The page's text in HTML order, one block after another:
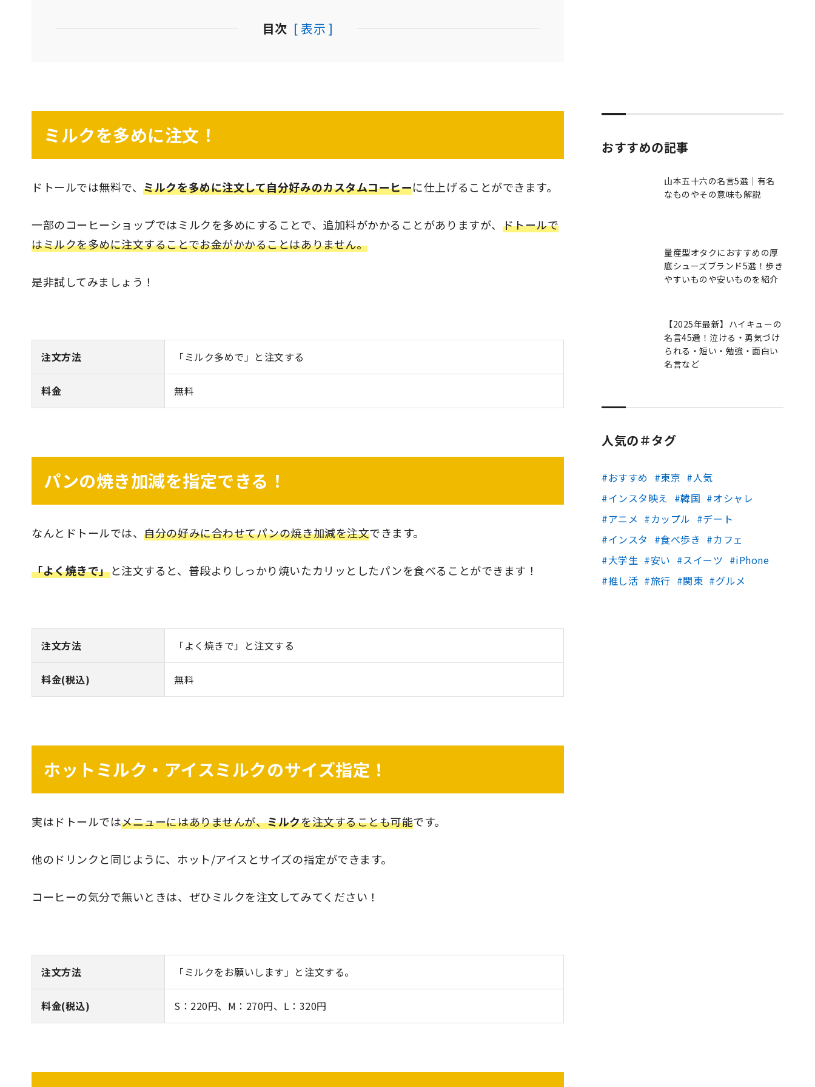
目次 [ 表示 ]
ミルクを多めに注文！
ドトールでは無料で、ミルクを多めに注文して自分好みのカスタムコーヒーに仕上げることができます。
一部のコーヒーショップではミルクを多めにすることで、追加料がかかることがありますが、 ドトールで
はミルクを多めに注文することでお金がかかることはありません。
是非試してみましょう！
注文方法 「ミルク多めで」と注文する
料金 無料
パンの焼き加減を指定できる！
なんとドトールでは、自分の好みに合わせてパンの焼き加減を注文できます。
「よく焼きで」と注文すると、普段よりしっかり焼いたカリッとしたパンを食べることができます！
注文方法 「よく焼きで」と注文する
料金(税込) 無料
ホットミルク・アイスミルクのサイズ指定！
実はドトールではメニューにはありませんが、ミルクを注文することも可能です。
他のドリンクと同じように、ホット/アイスとサイズの指定ができます。
コーヒーの気分で無いときは、ぜひミルクを注文してみてください！
注文方法 「ミルクをお願いします」と注文する。
料金(税込) S：220円、M：270円、L：320円
おすすめの記事
山本五十六の名言5選｜有名
なものやその意味も解説
量産型オタクにおすすめの厚
底シューズブランド5選！歩き
やすいものや安いものを紹介
【2025年最新】ハイキューの
名言45選！泣ける・勇気づけ
られる・短い・勉強・面白い
名言など
人気の＃タグ
おすすめ 東京
人気
インスタ映え
韓国
オシャレ
アニメ
カップル
デート
インスタ
食べ歩き
カフェ
大学生
安い スイーツ
iPhone
推し活
旅行 関東 グルメ